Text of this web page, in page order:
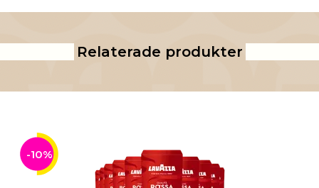
Relaterade produkter
-10%